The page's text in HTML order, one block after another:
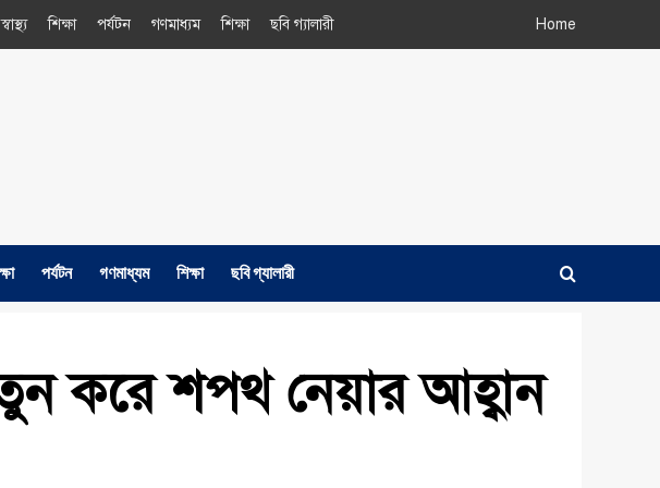
স্বাস্থ্য শিক্ষা পর্যটন গণমাধ্যম শিক্ষা ছবি গ্যালারী Home
পর্যটন গণমাধ্যম শিক্ষা ছবি গ্যালারী
করে শপথ নেয়ার আহ্বান